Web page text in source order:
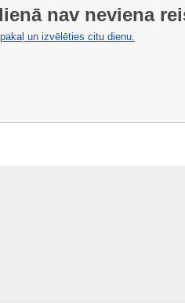
nav neviena
un izvēlēties citu dienu.